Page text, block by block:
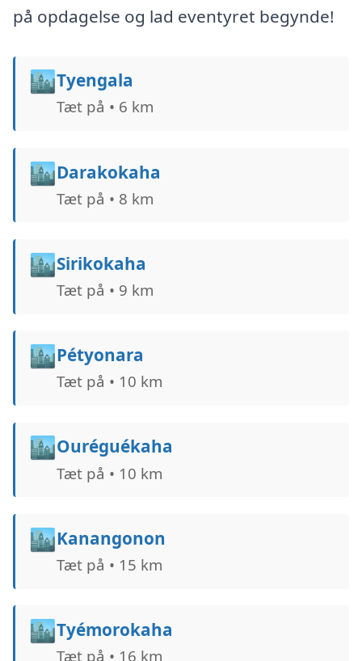
på opdagelse og lad eventyret begynde!
🏙️Tyengala
Tæt på • 6 km
🏙️Darakokaha
Tæt på • 8 km
🏙️Sirikokaha
Tæt på • 9 km
🏙️Pétyonara
Tæt på • 10 km
🏙️Ouréguékaha
Tæt på • 10 km
🏙️Kanangonon
Tæt på • 15 km
🏙️Tyémorokaha
Tæt på • 16 km